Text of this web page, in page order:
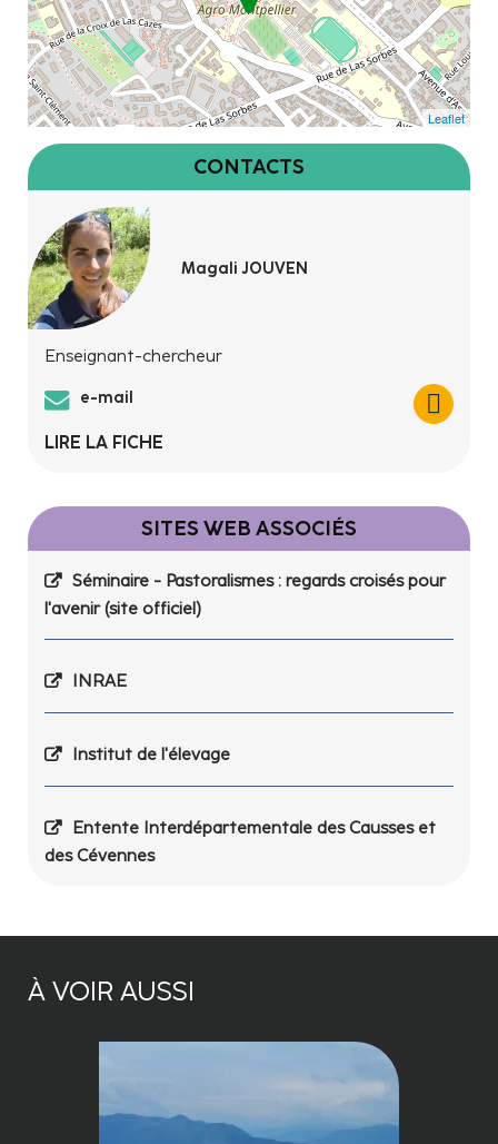
Leaflet
CONTACTS
Magali JOUVEN
Enseignant-chercheur
e-mail
LIRE LA FICHE
SITES WEB ASSOCIÉS
Séminaire - Pastoralismes : regards croisés pour
l'avenir (site officiel)
INRAE
Institut de l'élevage
Entente Interdépartementale des Causses et
des Cévennes
À VOIR AUSSI